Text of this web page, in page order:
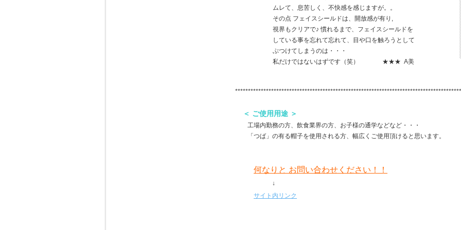
ムレて、息苦しく、不快感を感じますが。。
その点 フェイスシールドは、開放感が有り,
視界もクリアで♪ 慣れるまで、フェイスシールドを
している事を忘れて忘れて、目や口を触ろうとして
ぶつけてしまうのは・・・
私だけではないはずです（笑） ★★★ A美
＜ ご使用用途 ＞
工場内勤務の方、飲食業界の方、お子様の通学などなど・・・
「つば」の有る帽子を使用される方、幅広くご使用頂けると思います。
何なりと お問い合わせください！！
↓
サイト内リンク